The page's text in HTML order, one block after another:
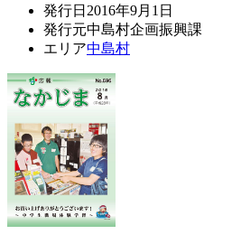
発行日 2016年9月1日
発行元中島村企画振興課
エリア中島村